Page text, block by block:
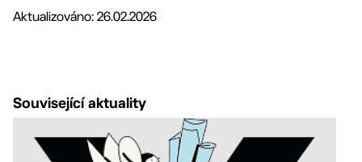
Aktualizováno: 26.02.2026
Související aktuality